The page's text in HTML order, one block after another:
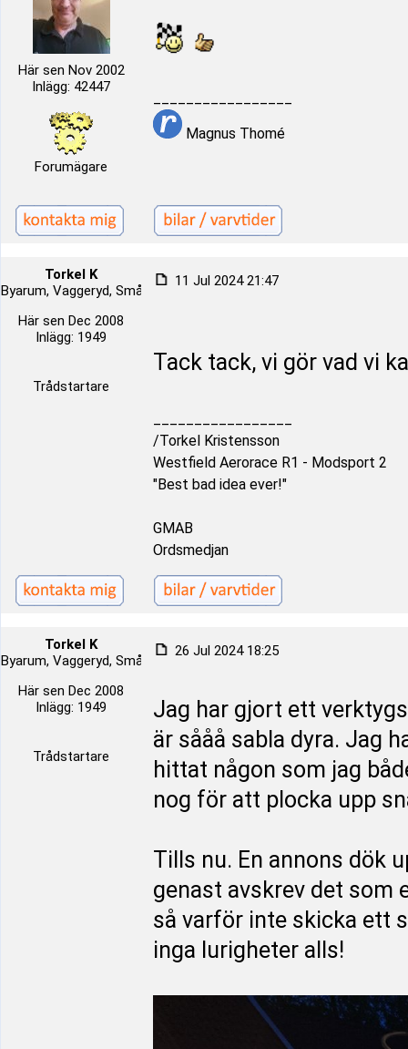
Här sen Nov 2002
Inlägg: 42447
Forumägare
Magnus Thomé
Torkel K
Byarum, Vaggeryd, Småland, Sverige
Här sen Dec 2008
Inlägg: 1949
Trådstartare
11 Jul 2024 21:47
Tack tack, vi gör vad vi
/Torkel Kristensson
Westfield Aerorace R1 - Modsport 2
"Best bad idea ever!"
GMAB
Ordsmedjan
Torkel K
Byarum, Vaggeryd, Småland, Sverige
Här sen Dec 2008
Inlägg: 1949
Trådstartare
26 Jul 2024 18:25
Jag har gjort ett
är sååå sabla dyra. Jag
hittat någon som jag
nog för att plocka upp
Tills nu. En annons dök
genast avskrev det som
så varför inte skicka ett
inga lurigheter alls!